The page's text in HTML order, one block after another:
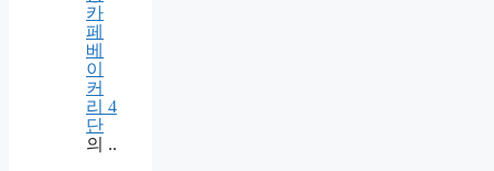
품
제
과
제
빵
마
카
롱